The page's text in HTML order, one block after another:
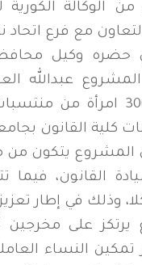
الوكالة الكورية
حضره وكيل
عبدالله
استهدف تدريب 300
كلية القانون
يتكون من
القانون، فيما
وذلك في إطار
يرتكز على
تمكين النساء